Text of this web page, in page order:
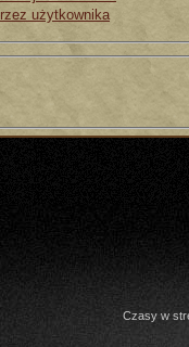
użytkownika
Czasy w